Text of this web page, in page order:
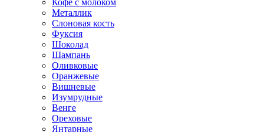
Кофе с молоком
Металлик
Слоновая кость
Фуксия
Шоколад
Шампань
Оливковые
Оранжевые
Вишневые
Изумрудные
Венге
Ореховые
Янтарные